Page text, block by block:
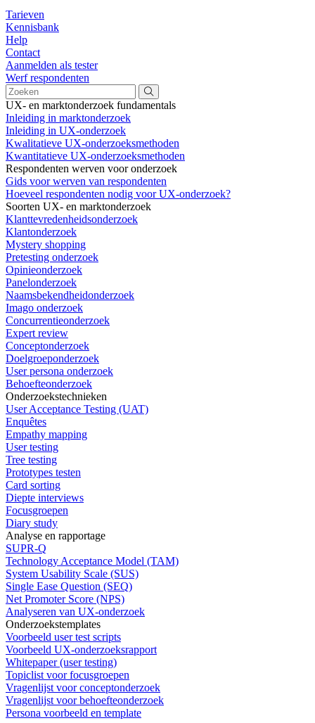
Tarieven
Kennisbank
Help
Contact
Aanmelden als tester
Werf respondenten
UX- en marktonderzoek fundamentals
Inleiding in marktonderzoek
Inleiding in UX-onderzoek
Kwalitatieve UX-onderzoeksmethoden
Kwantitatieve UX-onderzoeksmethoden
Respondenten werven voor onderzoek
Gids voor werven van respondenten
Hoeveel respondenten nodig voor UX-onderzoek?
Soorten UX- en marktonderzoek
Klanttevredenheidsonderzoek
Klantonderzoek
Mystery shopping
Pretesting onderzoek
Opinieonderzoek
Panelonderzoek
Naamsbekendheidonderzoek
Imago onderzoek
Concurrentieonderzoek
Expert review
Conceptonderzoek
Doelgroeponderzoek
User persona onderzoek
Behoefteonderzoek
Onderzoekstechnieken
User Acceptance Testing (UAT)
Enquêtes
Empathy mapping
User testing
Tree testing
Prototypes testen
Card sorting
Diepte interviews
Focusgroepen
Diary study
Analyse en rapportage
SUPR-Q
Technology Acceptance Model (TAM)
System Usability Scale (SUS)
Single Ease Question (SEQ)
Net Promoter Score (NPS)
Analyseren van UX-onderzoek
Onderzoekstemplates
Voorbeeld user test scripts
Voorbeeld UX-onderzoeksrapport
Whitepaper (user testing)
Topiclist voor focusgroepen
Vragenlijst voor conceptonderzoek
Vragenlijst voor behoefteonderzoek
Persona voorbeeld en template